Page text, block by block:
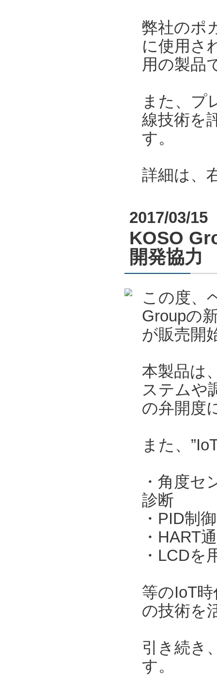
弊社のポ
に使用さ
用の製品
また、プ
線技術を
す。
詳細は、
2017/03/15
KOSO
開発協力
この度、
Groupの
が販売開
本製品は
ステムや
の弁開度
また、
・角度
診断
・PID制御
・HART
・LCD
等のIoT
の技術を
引き続き
す。